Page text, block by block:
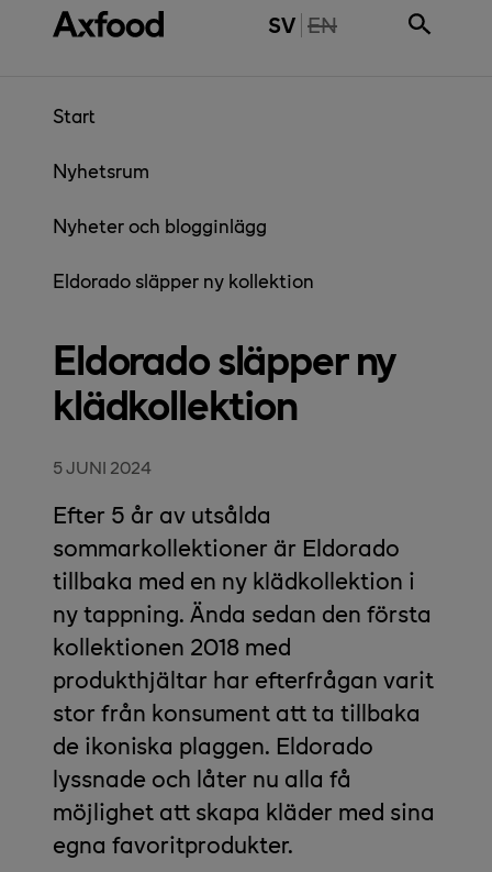
Gå direkt till innehåll SV THE PAGE IS NOT
EN
Start
Nyhetsrum
Nyheter och blogginlägg
Eldorado släpper ny kollektion
Eldorado släpper ny
klädkollektion
5 JUNI 2024
Efter 5 år av utsålda
sommarkollektioner är Eldorado
tillbaka med en ny klädkollektion i
ny tappning. Ända sedan den första
kollektionen 2018 med
produkthjältar har efterfrågan varit
stor från konsument att ta tillbaka
de ikoniska plaggen. Eldorado
lyssnade och låter nu alla få
möjlighet att skapa kläder med sina
egna favoritprodukter.